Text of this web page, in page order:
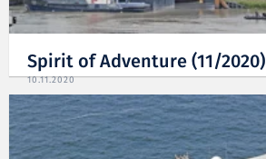
Spirit of Adventure (11/2020)
10.11.2020